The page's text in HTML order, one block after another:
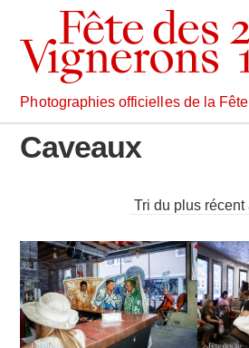
content
Photographies officielles de la Fête
Caveaux